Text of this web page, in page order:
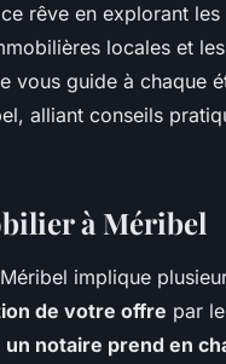
rêve en explorant
locales et
vous guide à chaque
alliant conseils
à Méribel
implique
de votre offre par
un notaire prend en